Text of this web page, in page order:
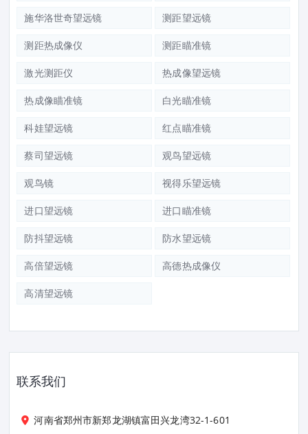
施华洛世奇望远镜 测距望远镜
测距热成像仪 测距瞄准镜
激光测距仪 热成像望远镜
热成像瞄准镜 白光瞄准镜
科娃望远镜 红点瞄准镜
蔡司望远镜 观鸟望远镜
观鸟镜 视得乐望远镜
进口望远镜 进口瞄准镜
防抖望远镜 防水望远镜
高倍望远镜 高德热成像仪
高清望远镜
联系我们
河南省郑州市新郑龙湖镇富田兴龙湾32-1-601